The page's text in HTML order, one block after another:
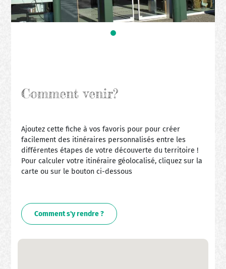
Comment venir?
Ajoutez cette fiche à vos favoris pour pour créer
facilement des itinéraires personnalisés entre les
différentes étapes de votre découverte du territoire !
Pour calculer votre itinéraire géolocalisé, cliquez sur la
carte ou sur le bouton ci-dessous
Comment s'y rendre ?